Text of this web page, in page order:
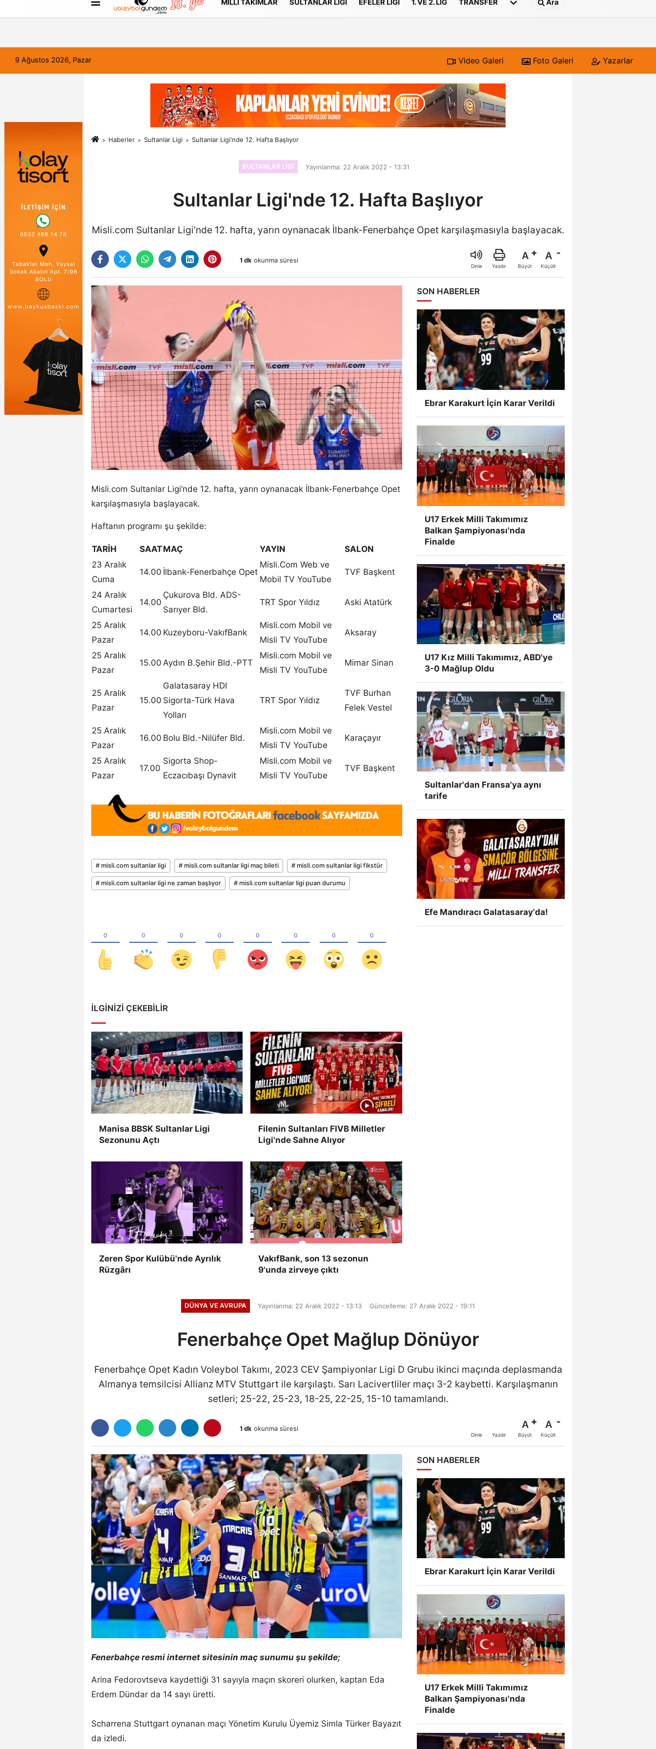
FORUM Haber Gönder Künye
MILLI TAKIMLAR SULTANLAR LIGI EFELER LIGI 1. VE 2. LIG TRANSFER Ara
9 Ağustos 2026, Pazar Video Galeri Foto Galeri Yazarlar
Haberler Sultanlar Ligi Sultanlar Ligi'nde 12. Hafta Başlıyor
SULTANLAR LIGI Yayınlanma: 22 Aralık 2022 - 13:31
Sultanlar Ligi'nde 12. Hafta Başlıyor
Misli.com Sultanlar Ligi’nde 12. hafta, yarın oynanacak İlbank-Fenerbahçe Opet karşılaşmasıyla başlayacak.
1 dk okunma süresi
Dinle Yazdır
A
Büyüt
A
Küçült
Misli.com Sultanlar Ligi’nde 12. hafta, yarın oynanacak İlbank-Fenerbahçe Opet
karşılaşmasıyla başlayacak.
Haftanın programı şu şekilde:
TARİH SAATMAÇ YAYIN
SALON
23 Aralık
Cuma
14.00 İlbank-Fenerbahçe Opet
Misli.Com Web ve
Mobil TV YouTube
TVF Başkent
24 Aralık
Cumartesi
14.00
Çukurova Bld. ADS-
Sarıyer Bld.
TRT Spor Yıldız Aski Atatürk
25 Aralık
Pazar
14.00 Kuzeyboru-VakıfBank
Misli.com Mobil ve
Misli TV YouTube
Aksaray
25 Aralık
Pazar
15.00 Aydın B.Şehir Bld.-PTT
Misli.com Mobil ve
Misli TV YouTube
Mimar Sinan
25 Aralık
Pazar
15.00
Galatasaray HDI
Sigorta-Türk Hava
Yolları
TRT Spor Yıldız
TVF Burhan
Felek Vestel
25 Aralık
Pazar
16.00 Bolu Bld.-Nilüfer Bld.
Misli.com Mobil ve
Misli TV YouTube
Karaçayır
25 Aralık
Pazar
17.00
Sigorta Shop-
Eczacıbaşı Dynavit
Misli.com Mobil ve
Misli TV YouTube
TVF Başkent
# misli.com sultanlar ligi # misli.com sultanlar ligi maç bileti # misli.com sultanlar ligi fikstür
# misli.com sultanlar ligi ne zaman başlıyor # misli.com sultanlar ligi puan durumu
İLGINIZI ÇEKEBILIR
Manisa BBSK Sultanlar Ligi
Sezonunu Açtı
Filenin Sultanları FIVB Milletler
Ligi'nde Sahne Alıyor
Zeren Spor Kulübü'nde Ayrılık
Rüzgârı
VakıfBank, son 13 sezonun
9'unda zirveye çıktı
SON HABERLER
Ebrar Karakurt İçin Karar Verildi
U17 Erkek Milli Takımımız
Balkan Şampiyonası'nda
Finalde
U17 Kız Milli Takımımız, ABD'ye
3-0 Mağlup Oldu
Sultanlar'dan Fransa'ya aynı
tarife
Efe Mandıracı Galatasaray'da!
DÜNYA VE AVRUPA Yayınlanma: 22 Aralık 2022 - 13:13 Güncelleme: 27 Aralık 2022 - 19:11
Fenerbahçe Opet Mağlup Dönüyor
Fenerbahçe Opet Kadın Voleybol Takımı, 2023 CEV Şampiyonlar Ligi D Grubu ikinci maçında deplasmanda
Almanya temsilcisi Allianz MTV Stuttgart ile karşılaştı. Sarı Lacivertliler maçı 3-2 kaybetti. Karşılaşmanın
setleri; 25-22, 25-23, 18-25, 22-25, 15-10 tamamlandı.
1 dk okunma süresi
Dinle Yazdır
A
Büyüt
A
Küçült
Fenerbahçe resmi internet sitesinin maç sunumu şu şekilde;
Arina Fedorovtseva kaydettiği 31 sayıyla maçın skoreri olurken, kaptan Eda
Erdem Dündar da 14 sayı üretti.
Scharrena Stuttgart oynanan maçı Yönetim Kurulu Üyemiz Simla Türker Bayazıt
da izledi.
SON HABERLER
Ebrar Karakurt İçin Karar Verildi
U17 Erkek Milli Takımımız
Balkan Şampiyonası'nda
Finalde